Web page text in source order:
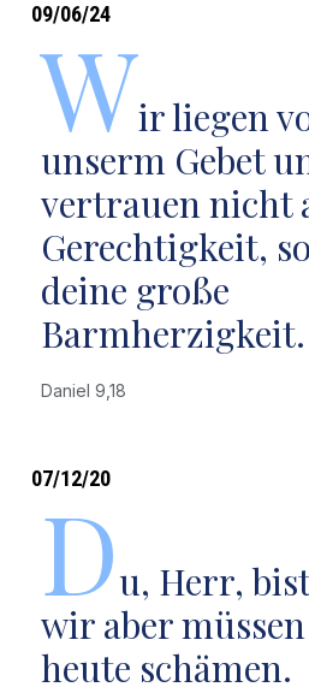
09/06/24
Wir liegen
unserm Gebet
vertrauen nicht
Gerechtigkeit,
deine große
Barmherzigkeit.
Daniel 9,18
07/12/20
Du, Herr,
wir aber
heute schämen.